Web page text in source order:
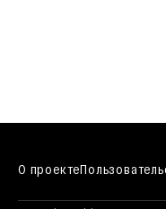
О проекте